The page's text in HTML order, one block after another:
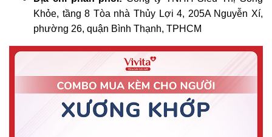
Khỏe, tầng 8 Tòa nhà Thủy Lợi 4, 205A Nguyễn Xí,
phường 26, quận Bình Thạnh, TPHCM